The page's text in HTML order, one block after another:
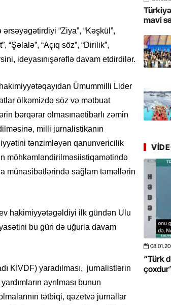
“Ziya”, “Kəşkül”,
“Şəlalə”, “Açıq söz”, “Dirilik”,
ideyasınışərəflə davam etdirdilər.
Ümummilli Lider
ölkəmizdə söz və mətbuat
bərqərar olmasınaetibarlı zəmin
milli jurnalistikanın
tənzimləyən qanunvericilik
möhkəmləndirilməsiistiqamətində
münasibətlərində sağlam təməllərin
hakimiyyətəgəldiyi ilk gündən Ulu
bu gün də uğurla davam
KİVDF) yaradılması, jurnalistlərin
ayrılması bunun
tətbiqi, qəzetvə jurnallar
YAP
Günü
yer
Üstellə
mavi
-VİDEO